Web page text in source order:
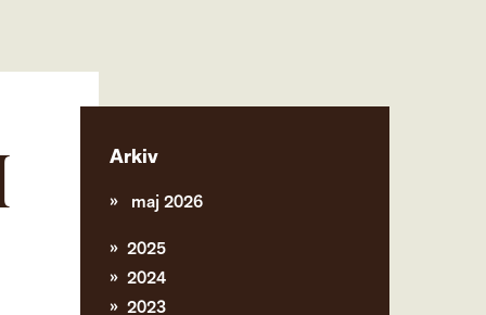
Arkiv
maj 2026
2025
2024
2023